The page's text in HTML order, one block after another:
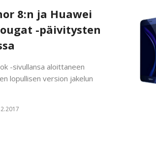
8:n ja Huawei
-päivitysten
-sivullansa aloittaneen
lopullisen version jakelun